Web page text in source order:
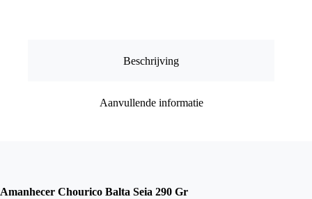
Beschrijving
Aanvullende informatie
Amanhecer Chourico Balta Seia 290 Gr